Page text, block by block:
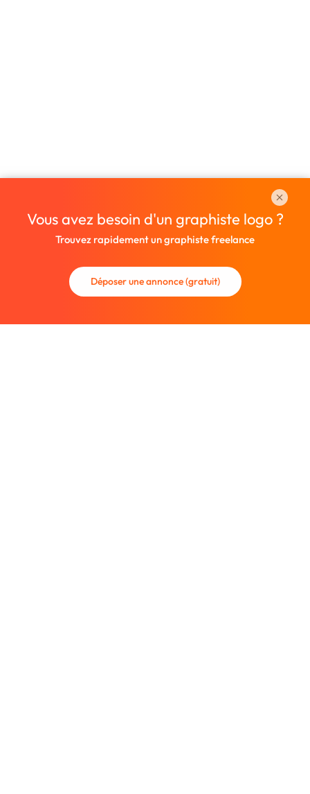
Vous avez besoin d'un graphiste logo ?
Trouvez rapidement un graphiste freelance
Déposer une annonce (gratuit)